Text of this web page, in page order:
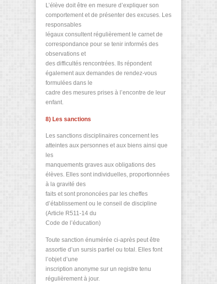
L’élève doit être en mesure d’expliquer son
comportement et de présenter des excuses. Les
responsables
légaux consultent régulièrement le carnet de
correspondance pour se tenir informés des
observations et
des difficultés rencontrées. Ils répondent
également aux demandes de rendez-vous
formulées dans le
cadre des mesures prises à l’encontre de leur
enfant.
8) Les sanctions
Les sanctions disciplinaires concernent les
atteintes aux personnes et aux biens ainsi que
les
manquements graves aux obligations des
élèves. Elles sont individuelles, proportionnées
à la gravité des
faits et sont prononcées par les cheffes
d’établissement ou le conseil de discipline
(Article R511-14 du
Code de l’éducation)
Toute sanction énumérée ci-après peut être
assortie d’un sursis partiel ou total. Elles font
l’objet d’une
inscription anonyme sur un registre tenu
régulièrement à jour.